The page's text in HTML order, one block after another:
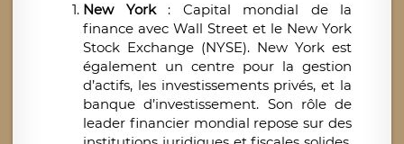
New York: Capital mondial de la
finance avec Wall Street et le New York
Stock Exchange (NYSE). New York est
également un centre pour la gestion
d’actifs, les investissements privés, et la
banque d’investissement. Son rôle de
leader financier mondial repose sur des